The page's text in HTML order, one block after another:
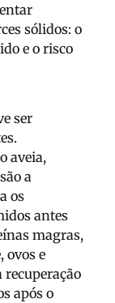
sólidos: o
e o risco
ser
aveia,
a
os
antes
magras,
ovos e
recuperação
após o